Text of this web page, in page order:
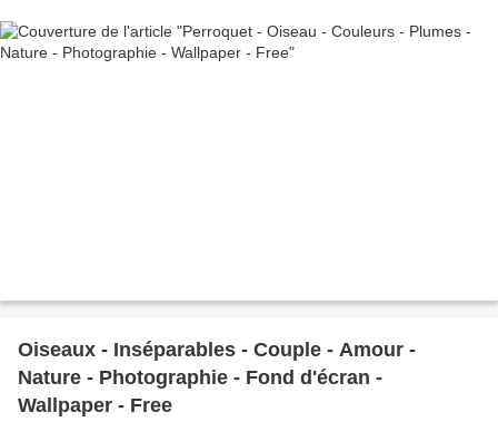
Oiseaux - Inséparables - Couple - Amour -
Nature - Photographie - Fond d'écran -
Wallpaper - Free